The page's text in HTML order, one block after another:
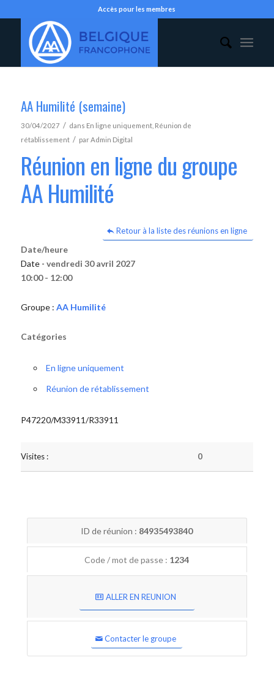
Accès pour les membres
AA Humilité (semaine)
30/04/2027 / dans En ligne uniquement, Réunion de
rétablissement / parAdmin Digital
Réunion en ligne du groupe
AA Humilité
Retour à la liste des réunions en ligne
Date/heure
Date - vendredi 30 avril 2027
10:00 - 12:00
Groupe : AA Humilité
Catégories
En ligne uniquement
Réunion de rétablissement
P47220/M33911/R33911
Visites : 0
ID de réunion : 84935493840
Code / mot de passe : 1234
ALLER EN REUNION
Contacter le groupe